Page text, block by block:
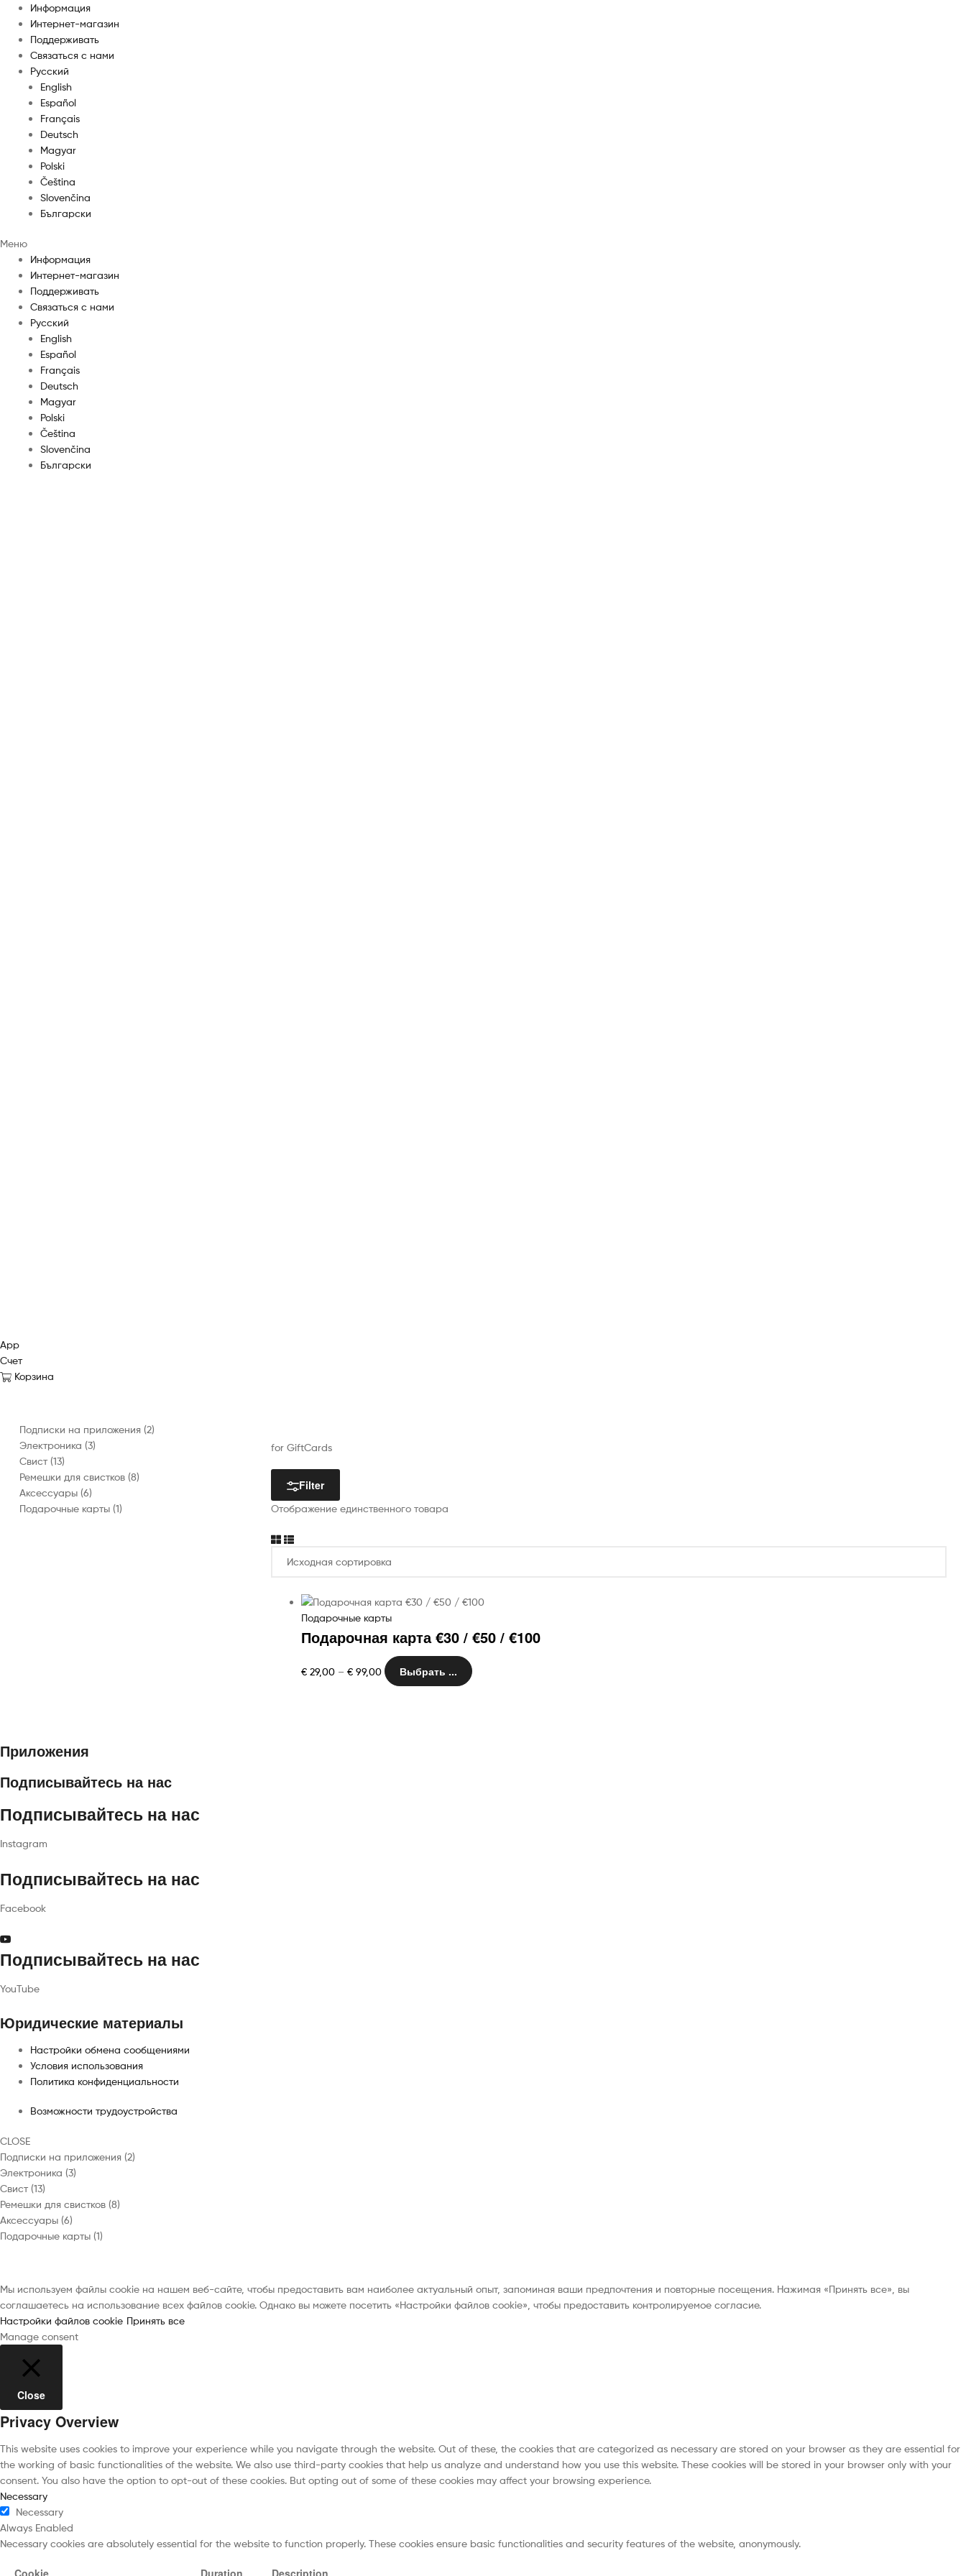
Информация
Интернет-магазин
Поддерживать
Связаться с нами
Русский
English
Español
Français
Deutsch
Magyar
Polski
Čeština
Slovenčina
Български
Меню
Информация
Интернет-магазин
Поддерживать
Связаться с нами
Русский
English
Español
Français
Deutsch
Magyar
Polski
Čeština
Slovenčina
Български
App
Счет
Корзина
for GiftCards
Filter
Отображение единственного товара
Подарочные карты
Подарочная карта €30 / €50 / €100
€ 29,00 – € 99,00
Диапазон
цен:
Выбрать ...
Этот
товар
Подписки на приложения 22
Электроника 33
Свист 1313
товаров
Ремешки для свистков 88
Аксессуары 66
товаров
Подарочные карты 11
Приложения
Подписывайтесь на нас
Подписывайтесь на нас
Instagram
Подписывайтесь на нас
Facebook
Подписывайтесь на нас
YouTube
Юридические материалы
Настройки обмена сообщениями
Условия использования
Политика конфиденциальности
Возможности трудоустройства
CLOSE
Подписки на приложения 22
Электроника 33
Свист 1313
товаров
Ремешки для свистков 88
Аксессуары 66
товаров
Подарочные карты 11
Мы используем файлы cookie на нашем веб-сайте, чтобы предоставить вам наиболее актуальный опыт, запоминая ваши предпочтения и повторные посещения. Нажимая «Принять все», вы
соглашаетесь на использование всех файлов cookie. Однако вы можете посетить «Настройки файлов cookie», чтобы предоставить контролируемое согласие.
Настройки файлов cookie Принять все
Manage consent
Close
Privacy Overview
This website uses cookies to improve your experience while you navigate through the website. Out of these, the cookies that are categorized as necessary are stored on your browser as they are essential for
the working of basic functionalities of the website. We also use third-party cookies that help us analyze and understand how you use this website. These cookies will be stored in your browser only with your
consent. You also have the option to opt-out of these cookies. But opting out of some of these cookies may affect your browsing experience.
Necessary
Necessary
Always Enabled
Necessary cookies are absolutely essential for the website to function properly. These cookies ensure basic functionalities and security features of the website, anonymously.